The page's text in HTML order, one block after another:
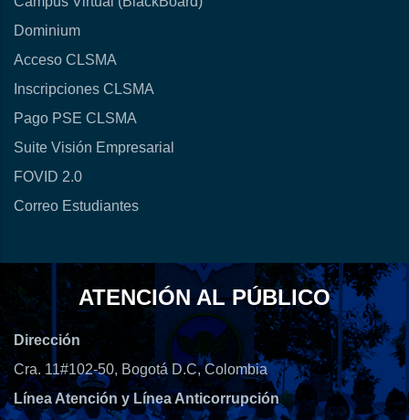
Dominium
Acceso CLSMA
Inscripciones CLSMA
Pago PSE CLSMA
Suite Visión Empresarial
FOVID 2.0
Correo Estudiantes
ATENCIÓN AL PÚBLICO
Dirección
Cra. 11#102-50, Bogotá D.C, Colombia
Línea Atención y Línea Anticorrupción